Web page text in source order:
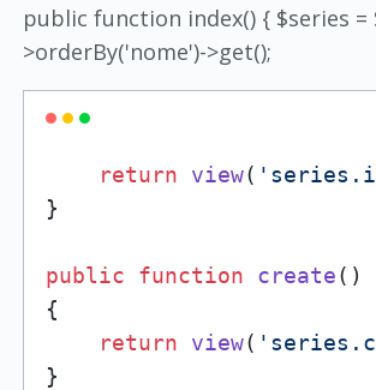
public function index() { $series =
>orderBy('nome')->get();
return view(
}
public function create(
{
return
view(
}